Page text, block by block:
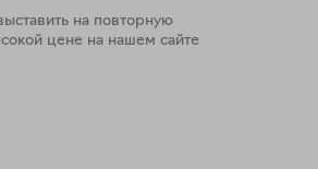
на повторную
цене на нашем сайте